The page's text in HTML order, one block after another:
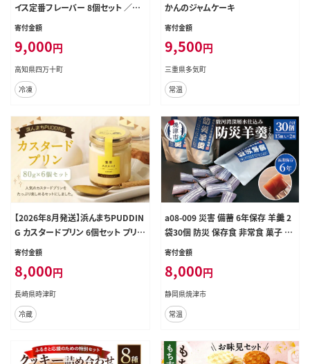
イス定番フレーバー 8個セット ／Qa
k-A33
寄付金額
9,000円
高知県四万十町
冷凍
かんのジャムケーキ
寄付金額
9,500円
三重県多気町
常温
【2026年8月発送】浜んまちPUDDIN
G カスタードプリン 6個セット プリン
カスタード 洋菓子 お菓子 菓子 デザ
寄付金額
8,000円
長崎県時津町
冷蔵
a08-009 災害 備蓄 6年保存 羊羹 2
袋30個 防災 保存食 非常食 菓子 焼
津
寄付金額
8,000円
静岡県焼津市
常温